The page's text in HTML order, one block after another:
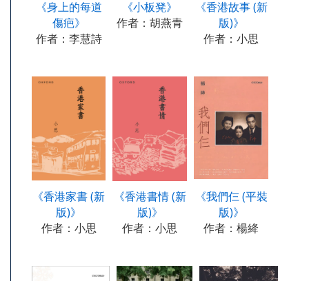
《身上的每道
傷疤》
作者：李慧詩
《小板凳》
作者：胡燕青
《香港故事 (新
版)》
作者：小思
《香港家書 (新
版)》
作者：小思
《香港書情 (新
版)》
作者：小思
《我們仨 (平裝
版)》
作者：楊絳